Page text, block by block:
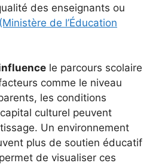
des enseignants ou
(Ministère de l’Éducation
le parcours scolaire
comme le niveau
les conditions
culturel peuvent
Un environnement
plus de soutien éducatif
de visualiser ces